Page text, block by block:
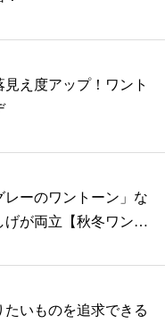
え度アップ！ワント
ーのワントーン」な
げが両立【秋冬ワント
たいものを追求できる